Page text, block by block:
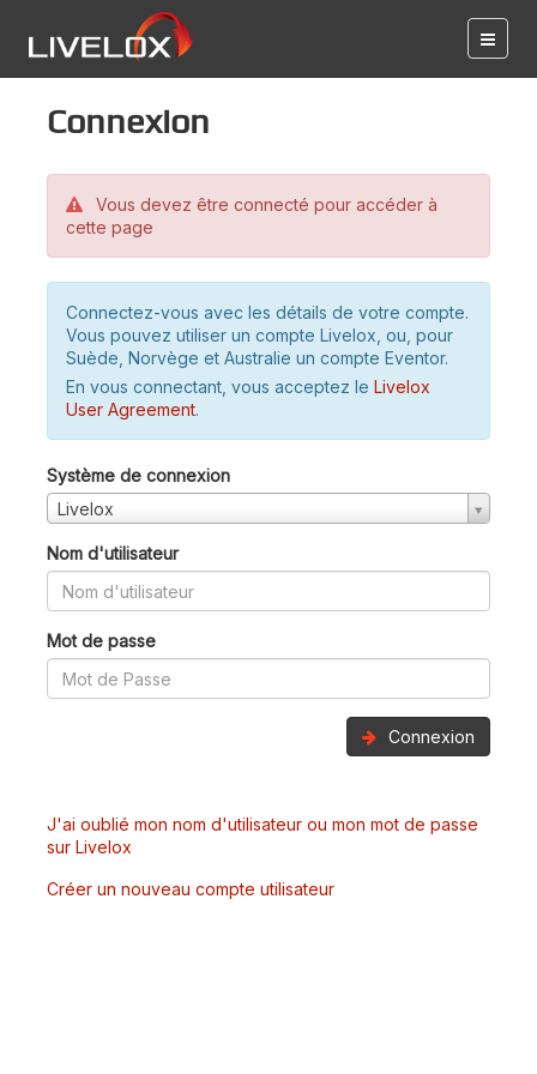
Connexion
Vous devez être connecté pour accéder à
cette page
Connectez-vous avec les détails de votre compte.
Vous pouvez utiliser un compte Livelox, ou, pour
Suède, Norvège et Australie un compte Eventor.
En vous connectant, vous acceptez le Livelox
User Agreement.
Système de connexion
Livelox
Nom d'utilisateur
Mot de passe
Connexion
J'ai oublié mon nom d'utilisateur ou mon mot de passe
sur Livelox
Créer un nouveau compte utilisateur